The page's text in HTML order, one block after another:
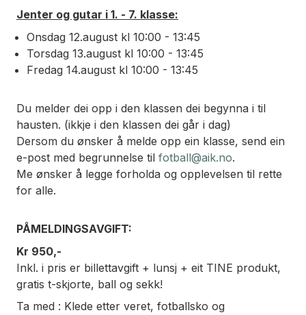
Jenter og gutar i 1. - 7. klasse:
Onsdag 12.august kl 10:00 - 13:45
Torsdag 13.august kl 10:00 - 13:45
Fredag 14.august kl 10:00 - 13:45
Du melder dei opp i den klassen dei begynna i til
hausten. (ikkje i den klassen dei går i dag)
Dersom du ønsker å melde opp ein klasse, send ein
e-post med begrunnelse til fotball@aik.no.
Me ønsker å legge forholda og opplevelsen til rette
for alle.
PÅMELDINGSAVGIFT:
Kr 950,-
Inkl. i pris er billettavgift + lunsj + eit TINE produkt,
gratis t-skjorte, ball og sekk!
Ta med : Klede etter veret, fotballsko og